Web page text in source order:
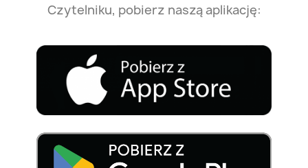
Czytelniku, pobierz naszą aplikację: